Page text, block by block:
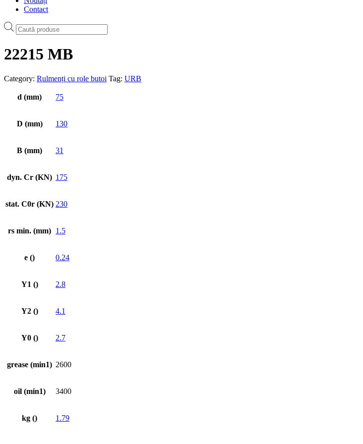
Contact
Products
search
22215 MB
Category: Rulmenți cu role butoi Tag: URB
d (mm) 75
D (mm) 130
B (mm) 31
dyn. Cr (KN) 175
stat. C0r (KN) 230
rs min. (mm) 1.5
e () 0.24
Y1 () 2.8
Y2 () 4.1
Y0 () 2.7
grease (min1) 2600
oil (min1) 3400
kg () 1.79